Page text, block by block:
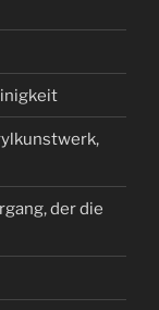
der die